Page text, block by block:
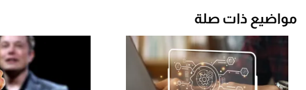
مواضيع ذات صلة